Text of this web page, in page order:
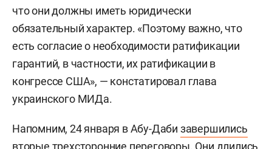
что они должны иметь юридически
обязательный характер. «Поэтому важно, что
есть согласие о необходимости ратификации
гарантий, в частности, их ратификации в
конгрессе США», — констатировал глава
украинского МИДа.
Напомним, 24 января в Абу-Даби завершились
вторые трехсторонние переговоры. Они длились